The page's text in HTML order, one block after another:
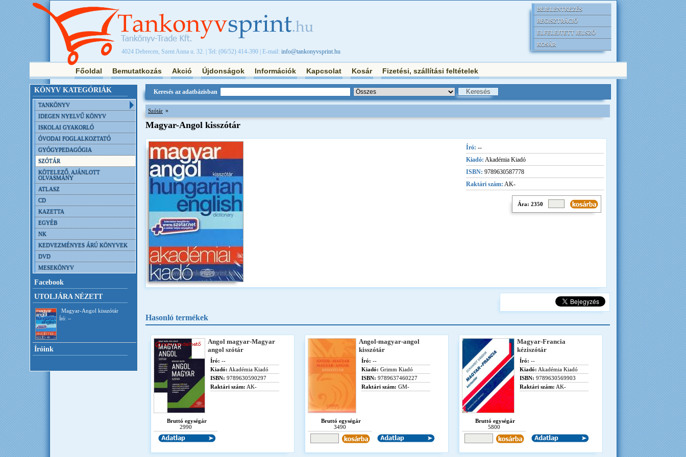
4024 Debrecen, Szent Anna u. 32. | Tel: (06/52) 414-390 | E-mail: info@tankonyvsprint.hu
BEJELENTKEZÉS
REGISZTRÁCIÓ
ELFELEJTETT JELSZÓ
KOSÁR
Főoldal Bemutatkozás Akció Újdonságok Információk Kapcsolat Kosár Fizetési, szállítási feltételek
KÖNYV KATEGÓRIÁK
TANKÖNYV
IDEGEN NYELVŰ KÖNYV
ISKOLAI GYAKORLÓ
ÓVODAI FOGLALKOZTATÓ
GYÓGYPEDAGÓGIA
SZÓTÁR
KÖTELEZŐ, AJÁNLOTT
OLVASMÁNY
ATLASZ
CD
KAZETTA
EGYÉB
NK
KEDVEZMÉNYES ÁRÚ KÖNYVEK
DVD
MESEKÖNYV
Facebook
UTOLJÁRA NÉZETT
Magyar-Angol kisszótár
Író: --
Íróink
Keresés az adatbázisban
Szótár »
Magyar-Angol kisszótár
Író: --
Kiadó: Akadémia Kiadó
ISBN: 9789630587778
Raktári szám: AK-
Ára: 2350
Hasonló termékek
Angol magyar-Magyar
angol szótár
Író: --
Kiadó: Akadémia Kiadó
ISBN: 9789630590297
Raktári szám: AK-
Bruttó egységár
2990
Angol-magyar-angol
kisszótár
Író: --
Kiadó: Grimm Kiadó
ISBN: 9789637460227
Raktári szám: GM-
Bruttó egységár
3490
Magyar-Francia
kéziszótár
Író: --
Kiadó: Akadémia Kiadó
ISBN: 9789630569903
Raktári szám: AK-
Bruttó egységár
5800